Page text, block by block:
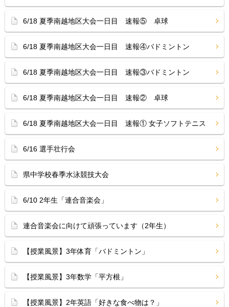
6/18 夏季南越地区大会一日目 速報⑤ 卓球
6/18 夏季南越地区大会一日目 速報④バドミントン
6/18 夏季南越地区大会一日目 速報③バドミントン
6/18 夏季南越地区大会一日目 速報② 卓球
6/18 夏季南越地区大会一日目 速報① 女子ソフトテニス
6/16 選手壮行会
県中学校春季水泳競技大会
6/10 2年生「連合音楽会」
連合音楽会に向けて頑張っています（2年生）
【授業風景】3年体育「バドミントン」
【授業風景】3年数学「平方根」
【授業風景】2年英語「好きな食べ物は？」